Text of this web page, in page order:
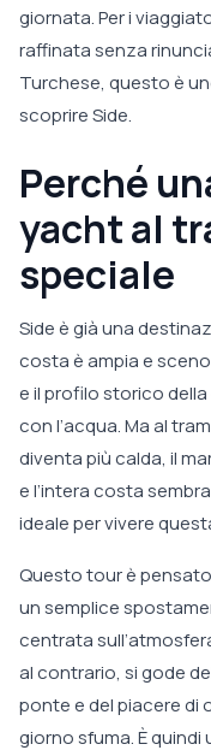
giornata. Per i
raffinata senza
Turchese, questo è
scoprire Side.
Perché
yacht al
speciale
Side è già una
costa è ampia e
e il profilo storico
con l’acqua. Ma al
diventa più calda, il
e l’intera costa
ideale per vivere
Questo tour è
un semplice
centrata
al contrario, si gode
ponte e del piacere di
giorno sfuma. È